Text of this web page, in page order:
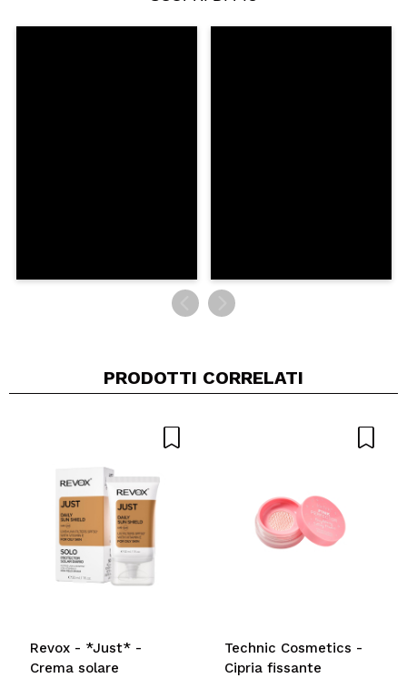
Il tuo video potrebbe essere il primo. Immaginalo...
PRODOTTI CORRELATI
Revox - *Just* -
Crema solare
Technic Cosmetics -
Cipria fissante